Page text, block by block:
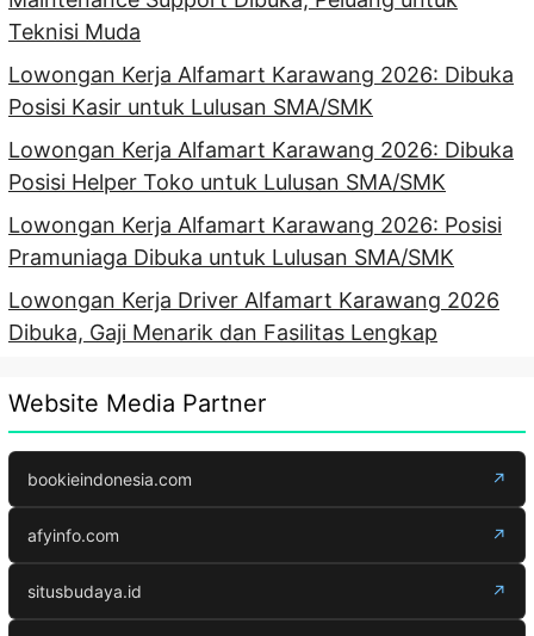
Teknisi Muda
Lowongan Kerja Alfamart Karawang 2026: Dibuka
Posisi Kasir untuk Lulusan SMA/SMK
Lowongan Kerja Alfamart Karawang 2026: Dibuka
Posisi Helper Toko untuk Lulusan SMA/SMK
Lowongan Kerja Alfamart Karawang 2026: Posisi
Pramuniaga Dibuka untuk Lulusan SMA/SMK
Lowongan Kerja Driver Alfamart Karawang 2026
Dibuka, Gaji Menarik dan Fasilitas Lengkap
Website Media Partner
bookieindonesia.com ↗
afyinfo.com ↗
situsbudaya.id ↗